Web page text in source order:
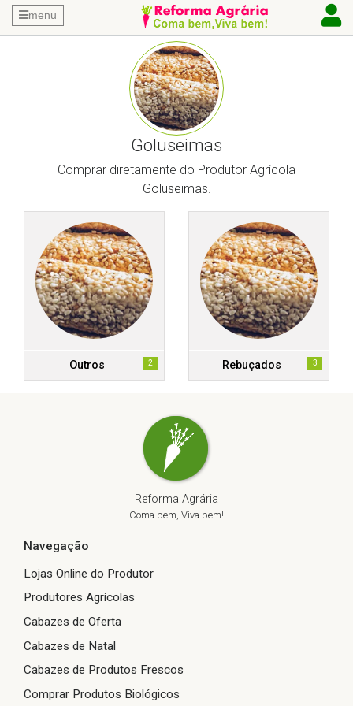
menu
Goluseimas
Comprar diretamente do Produtor Agrícola
Goluseimas.
Outros 2 Rebuçados 3
Reforma Agrária
Coma bem, Viva bem!
Navegação
Lojas Online do Produtor
Produtores Agrícolas
Cabazes de Oferta
Cabazes de Natal
Cabazes de Produtos Frescos
Comprar Produtos Biológicos